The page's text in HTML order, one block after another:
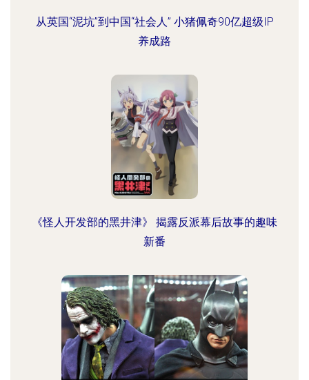
从英国“泥坑”到中国“社会人” 小猪佩奇90亿超级IP
养成路
《怪人开发部的黑井津》 揭露反派幕后故事的趣味
新番